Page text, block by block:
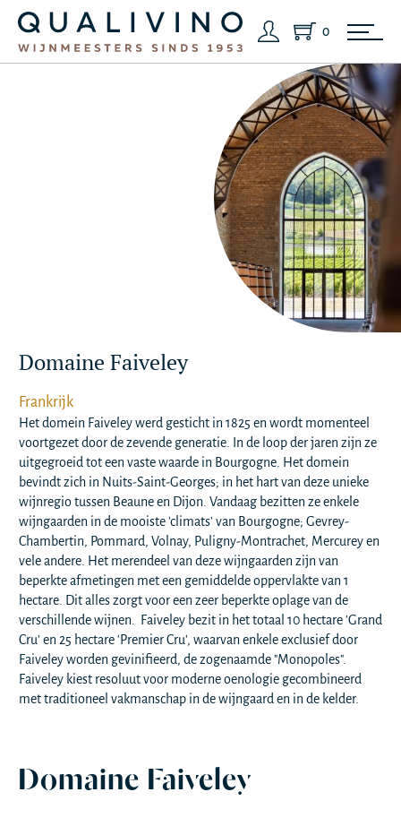
0
Domaine Faiveley
Frankrijk
Het domein Faiveley werd gesticht in 1825 en wordt momenteel
voortgezet door de zevende generatie. In de loop der jaren zijn ze
uitgegroeid tot een vaste waarde in Bourgogne. Het domein
bevindt zich in Nuits-Saint-Georges; in het hart van deze unieke
wijnregio tussen Beaune en Dijon. Vandaag bezitten ze enkele
wijngaarden in de mooiste 'climats' van Bourgogne; Gevrey-
Chambertin, Pommard, Volnay, Puligny-Montrachet, Mercurey en
vele andere. Het merendeel van deze wijngaarden zijn van
beperkte afmetingen met een gemiddelde oppervlakte van 1
hectare. Dit alles zorgt voor een zeer beperkte oplage van de
verschillende wijnen. Faiveley bezit in het totaal 10 hectare 'Grand
Cru' en 25 hectare 'Premier Cru', waarvan enkele exclusief door
Faiveley worden gevinifieerd, de zogenaamde "Monopoles".
Faiveley kiest resoluut voor moderne oenologie gecombineerd
met traditioneel vakmanschap in de wijngaard en in de kelder.
Domaine Faiveley